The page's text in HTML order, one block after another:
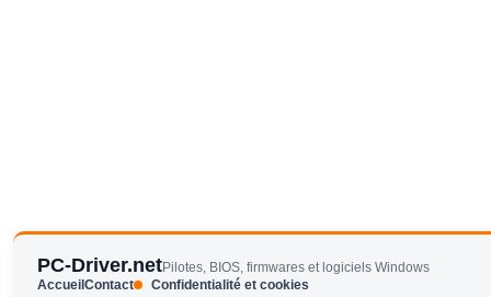
PC-Driver.netPilotes, BIOS, firmwares et logiciels Windows
AccueilContact Confidentialité et cookies